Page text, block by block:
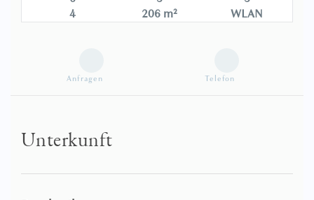
4
206 m² WLAN
Anfragen Telefon
Unterkunft